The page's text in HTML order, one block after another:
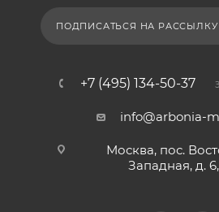
ПОДПИСАТЬСЯ НА РАССЫЛКУ
+7 (495) 134-50-37
info@arbonia-
Москва, пос.
Западная, д. 6,